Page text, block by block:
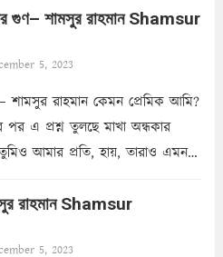
ছায়া দেয় ক্লান্তির প্রহরে? মুছে
গুণ– শামসুর রাহমান Shamsur
5, 2023
শামসুর রাহমান কেমন প্রেমিক আমি?
পর এ প্রশ্ন তুলছে মাখা অন্ধকার
আমার প্রতি, হায়, তারাও এমন
একটি দেয়াল নিমেষেই ভীষণ
রাহমান Shamsur
5, 2023